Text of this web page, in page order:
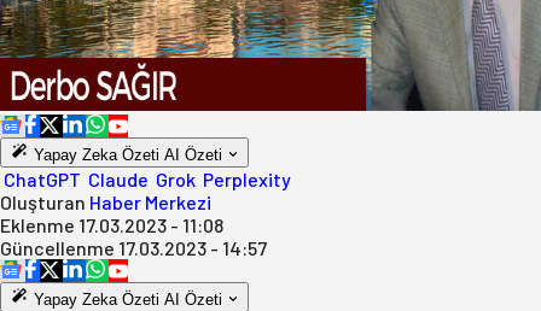
Yapay Zeka Özeti AI Özeti
ChatGPT Claude Grok Perplexity
Oluşturan Haber Merkezi
Eklenme 17.03.2023 - 11:08
Güncellenme 17.03.2023 - 14:57
Yapay Zeka Özeti AI Özeti